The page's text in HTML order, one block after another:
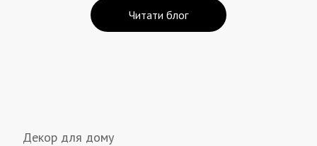
Читати блог
Декор для дому